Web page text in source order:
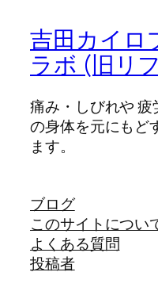
吉田カイロ
ラボ (旧リ
痛み・しびれや
の身体を元にもど
ます。
ブログ
このサイトについ
よくある質問
投稿者